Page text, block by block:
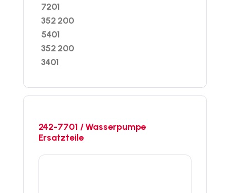
7201
352 200
5401
352 200
3401
242-7701 / Wasserpumpe
Ersatzteile